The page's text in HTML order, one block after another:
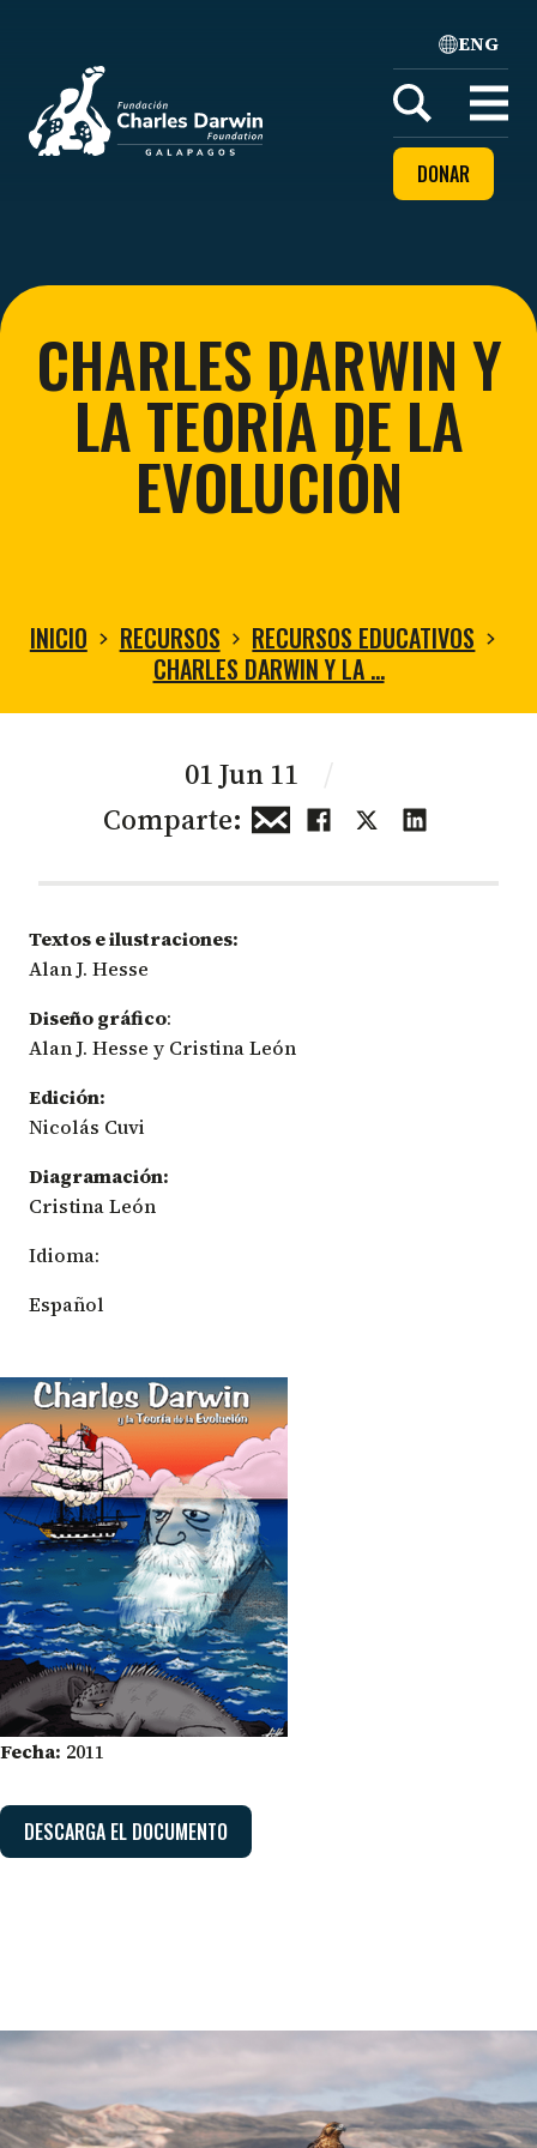
Home
ENG
Open
menu
DONAR
CHARLES DARWIN Y
LA TEORÍA DE LA
EVOLUCIÓN
INICIO RECURSOS
RECURSOS EDUCATIVOS
CHARLES DARWIN Y LA …
01 Jun 11
Comparte:
Textos e ilustraciones:
Alan J. Hesse
Diseño gráfico:
Alan J. Hesse y Cristina León
Edición:
Nicolás Cuvi
Diagramación:
Cristina León
Idioma:
Español
Fecha: 2011
DESCARGA EL DOCUMENTO